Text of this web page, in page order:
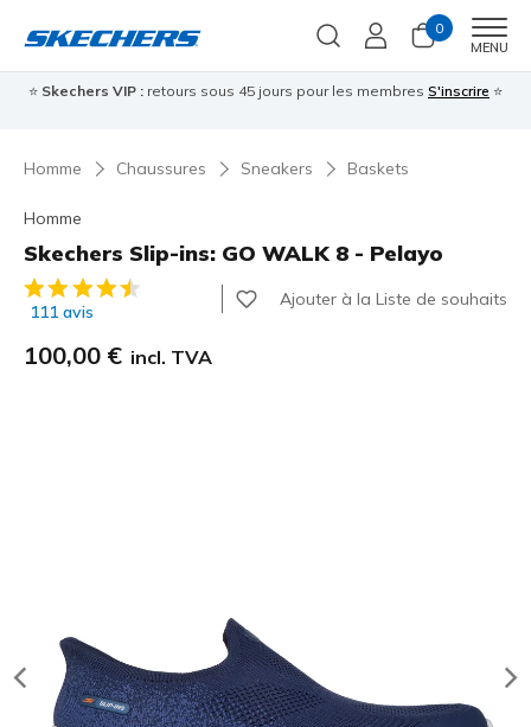
0
MENU
⭐ Skechers VIP : retours sous 45 jours pour les membres S'inscrire ⭐
Homme Chaussures Sneakers Baskets
Homme
Skechers Slip-ins: GO WALK 8 - Pelayo
Évaluation client 4,1 sur 5
111 avis
Ajouter à la Liste de souhaits
100,00 € incl. TVA